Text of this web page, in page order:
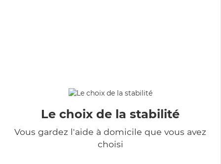
Le choix de la stabilité
Vous gardez l'aide à domicile que vous avez
choisi